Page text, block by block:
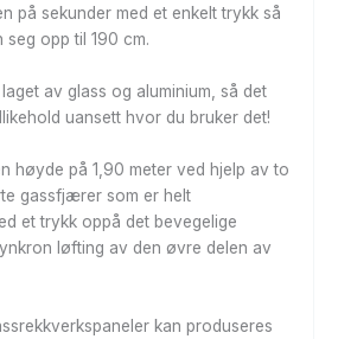
på sekunder med et enkelt trykk så
seg opp til 190 cm.
av glass og aluminium, så det
uansett hvor du bruker det!
høyde på 1,90 meter ved hjelp av to
gassfjærer som er helt
et trykk oppå det bevegelige
løfting av den øvre delen av
kan produseres